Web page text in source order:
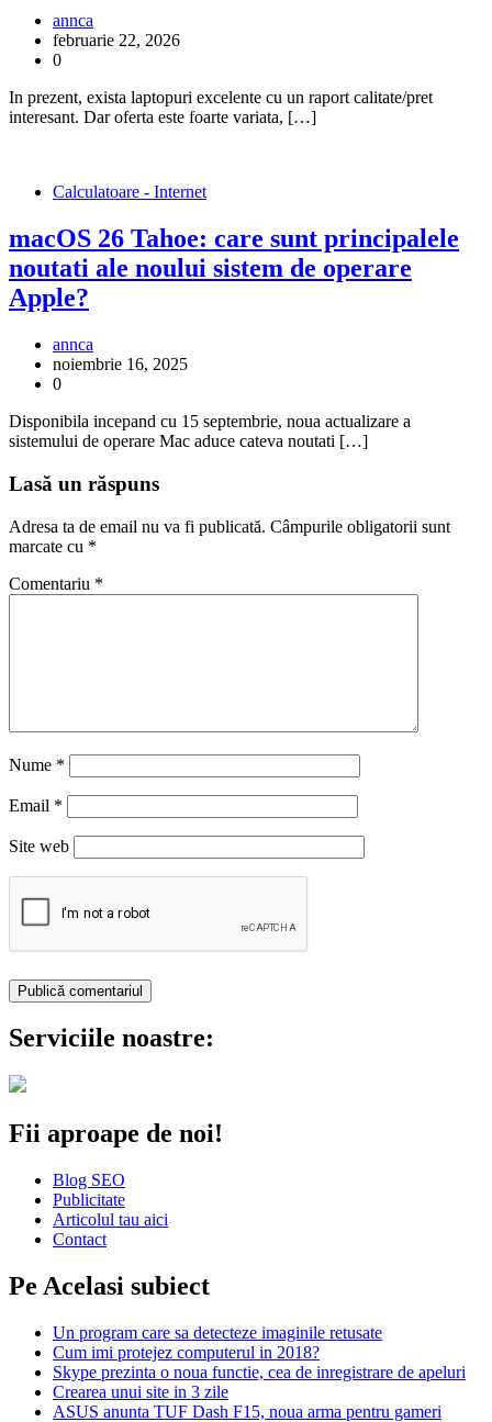
annca
februarie 22, 2026
0
In prezent, exista laptopuri excelente cu un raport calitate/pret
interesant. Dar oferta este foarte variata, […]
Calculatoare - Internet
macOS 26 Tahoe: care sunt principalele
noutati ale noului sistem de operare
Apple?
annca
noiembrie 16, 2025
0
Disponibila incepand cu 15 septembrie, noua actualizare a
sistemului de operare Mac aduce cateva noutati […]
Lasă un răspuns
Adresa ta de email nu va fi publicată. Câmpurile obligatorii sunt
marcate cu *
Comentariu *
Nume *
Email *
Site web
Serviciile noastre:
Fii aproape de noi!
Blog SEO
Publicitate
Articolul tau aici
Contact
Pe Acelasi subiect
Un program care sa detecteze imaginile retusate
Cum imi protejez computerul in 2018?
Skype prezinta o noua functie, cea de inregistrare de apeluri
Crearea unui site in 3 zile
ASUS anunta TUF Dash F15, noua arma pentru gameri